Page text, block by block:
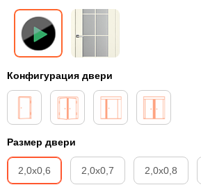
Конфигурация двери
Размер двери
2,0х0,6 2,0х0,7 2,0х0,8